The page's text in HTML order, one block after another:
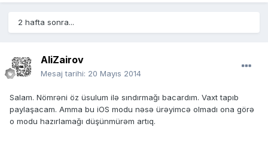
2 hafta sonra...
AliZairov
Mesaj tarihi: 20 Mayıs 2014
Salam. Nömrəni öz üsulum ilə sındırmağı bacardım. Vaxt tapıb
paylaşacam. Amma bu iOS modu nəsə ürəyimcə olmadı ona görə
o modu hazırlamağı düşünmürəm artıq.